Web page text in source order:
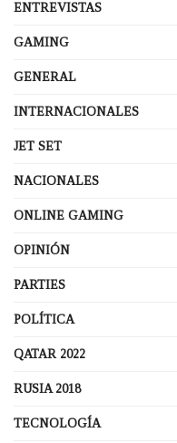
ENTREVISTAS
GAMING
GENERAL
INTERNACIONALES
JET SET
NACIONALES
ONLINE GAMING
OPINIÓN
PARTIES
POLÍTICA
QATAR 2022
RUSIA 2018
TECNOLOGÍA